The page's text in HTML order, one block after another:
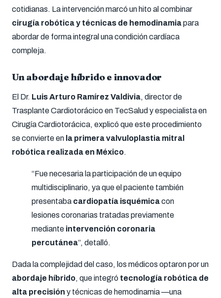
cotidianas. La intervención marcó un hito al combinar
cirugía robótica y técnicas de hemodinamiapara
abordar de forma integral una condición cardíaca
compleja.
Un abordaje híbrido e innovador
El Dr. Luis Arturo Ramírez Valdivia, director de
Trasplante Cardiotorácico en TecSalud y especialista en
Cirugía Cardiotorácica, explicó que este procedimiento
se convierte en la primera valvuloplastia mitral
robótica realizada en México.
“Fue necesaria la participación de un equipo
multidisciplinario, ya que el paciente también
presentaba cardiopatía isquémicacon
lesiones coronarias tratadas previamente
mediante intervención coronaria
percutánea”, detalló.
Dada la complejidad del caso, los médicos optaron por un
abordaje híbrido, que integró tecnología robótica de
alta precisión y técnicas de hemodinamia —una